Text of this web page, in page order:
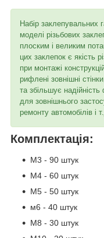
Набір заклепувальних
моделі різьбових
плоским і великим
цих заклепок є якість
при монтажі
рифлені зовнішні
та збільшує надійність
для зовнішнього
ремонту автомобілів і
Комплектація:
М3 - 90 штук
М4 - 60 штук
М5 - 50 штук
м6 - 40 штук
М8 - 30 штук